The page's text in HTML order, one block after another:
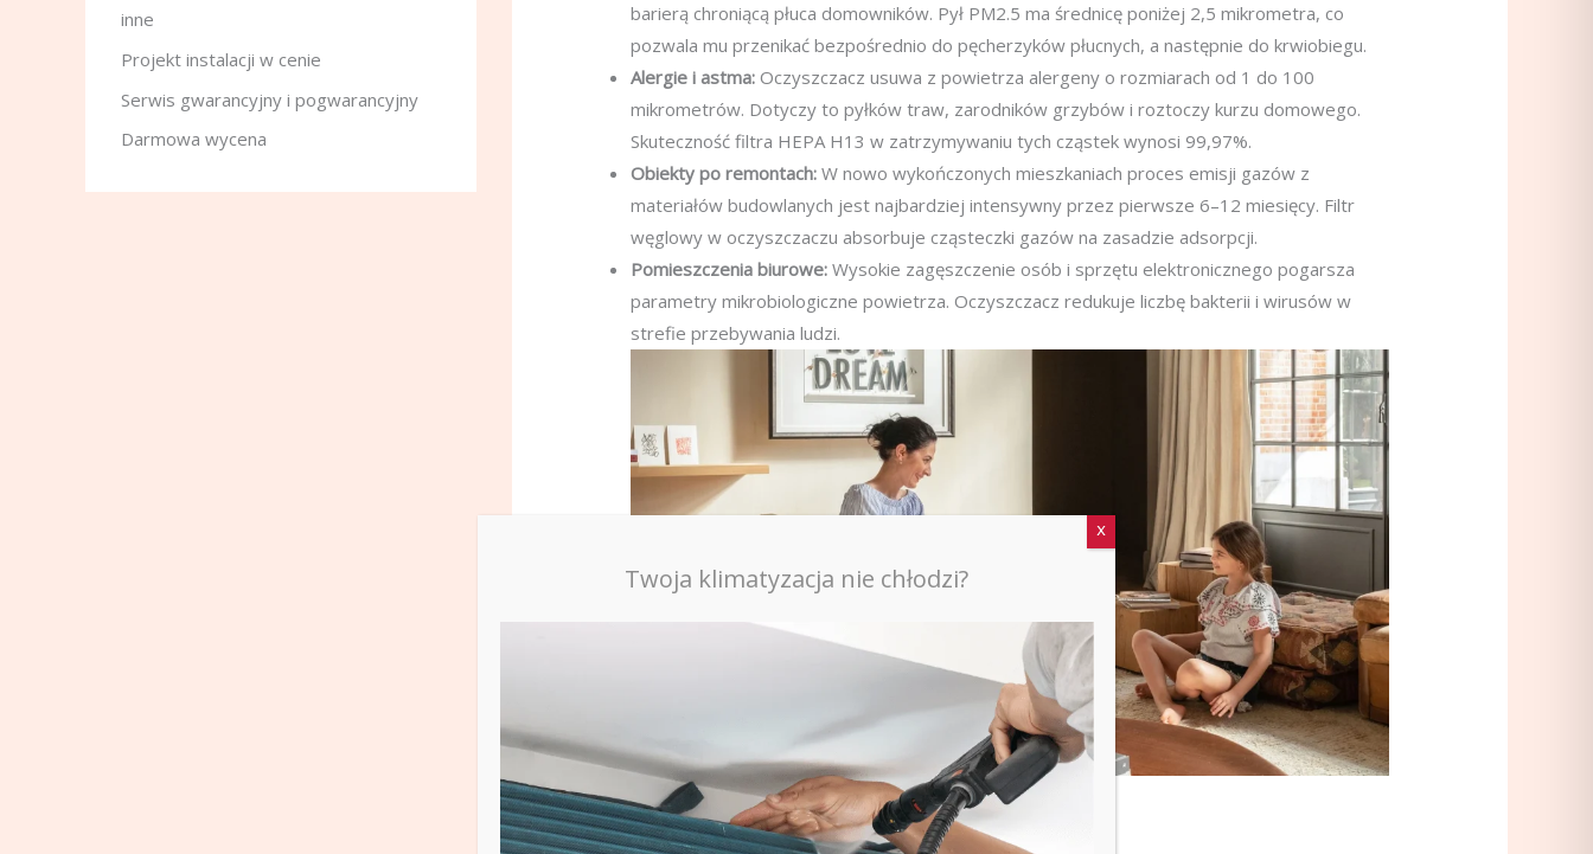
inne
Projekt instalacji w cenie
Serwis gwarancyjny i pogwarancyjny
Darmowa wycena
barierą chroniącą płuca domowników. Pył PM2.5 ma średnicę poniżej 2,5 mikrometra, co
pozwala mu przenikać bezpośrednio do pęcherzyków płucnych, a następnie do krwiobiegu.
Alergie i astma: Oczyszczacz usuwa z powietrza alergeny o rozmiarach od 1 do 100
mikrometrów. Dotyczy to pyłków traw, zarodników grzybów i roztoczy kurzu domowego.
Skuteczność filtra HEPA H13 w zatrzymywaniu tych cząstek wynosi 99,97%.
Obiekty po remontach: W nowo wykończonych mieszkaniach proces emisji gazów z
materiałów budowlanych jest najbardziej intensywny przez pierwsze 6–12 miesięcy. Filtr
węglowy w oczyszczaczu absorbuje cząsteczki gazów na zasadzie adsorpcji.
Pomieszczenia biurowe: Wysokie zagęszczenie osób i sprzętu elektronicznego pogarsza
parametry mikrobiologiczne powietrza. Oczyszczacz redukuje liczbę bakterii i wirusów w
strefie przebywania ludzi.
źródło:https://www.daikin.pl/
Oczyszczanie powietrza – jak to działa
Twoja klimatyzacja nie chłodzi?